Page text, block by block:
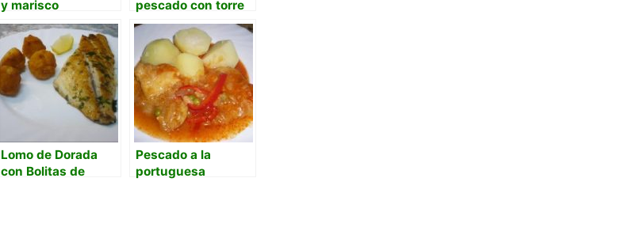
y marisco
pescado con torre
de acelgas
Lomo de Dorada
con Bolitas de
Pescado a la
portuguesa